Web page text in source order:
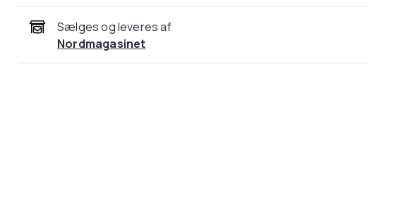
Sælges og leveres af
Nordmagasinet